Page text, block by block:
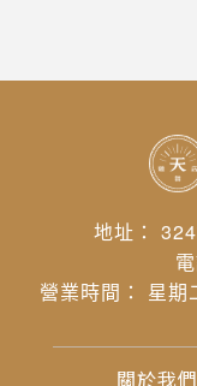
地址：
營業時間： 星
關於我們